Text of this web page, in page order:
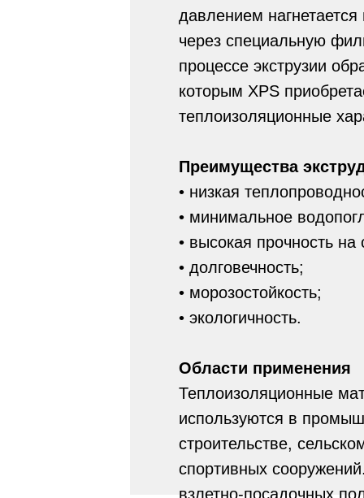
давлением
через специальную
процессе экструзии
которым XPS
теплоизоляционные
Преимущества
• низкая
• минимальное
• высокая прочность на
• долговечность;
• морозостойкость;
• экологичность.
Области применения
Теплоизоляционные
используются в
строительстве,
спортивных
взлетно-посадочных